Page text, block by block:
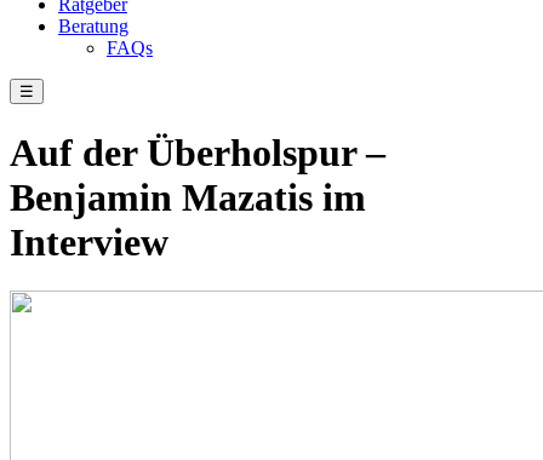
Ratgeber
Beratung
FAQs
☰
Auf der Überholspur –
Benjamin Mazatis im
Interview